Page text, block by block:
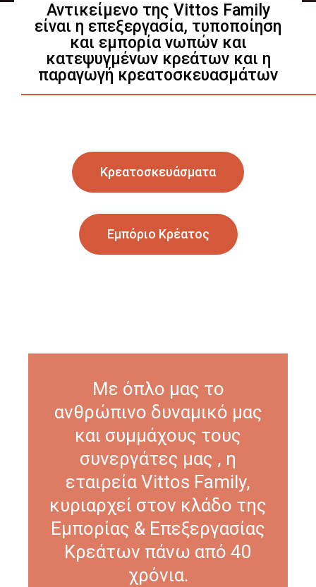
Αντικείμενο της Vittos Family
είναι η επεξεργασία, τυποποίηση
και εμπορία νωπών και
κατεψυγμένων κρεάτων και η
παραγωγή κρεατοσκευασμάτων
Κρεατοσκευάσματα
Εμπόριο Κρέατος
Με όπλο μας το
ανθρώπινο δυναμικό μας
και συμμάχους τους
συνεργάτες μας , η
εταιρεία Vittos Family,
κυριαρχεί στον κλάδο της
Εμπορίας & Επεξεργασίας
Κρεάτων πάνω από 40
χρόνια.